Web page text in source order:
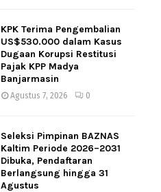
KPK Terima Pengembalian
US$530.000 dalam Kasus
Dugaan Korupsi Restitusi
Pajak KPP Madya
Banjarmasin
Agustus 7, 2026 0
Seleksi Pimpinan BAZNAS
Kaltim Periode 2026–2031
Dibuka, Pendaftaran
Berlangsung hingga 31
Agustus